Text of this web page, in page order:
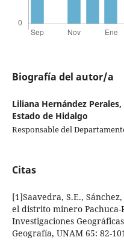
Biografía del autor/a
Liliana Hernández Perales,
Estado de Hidalgo
Responsable del
Citas
[1]Saavedra, S.E.,
el distrito minero Pachuca-
Investigaciones
Geografía, UNAM 65: 82-